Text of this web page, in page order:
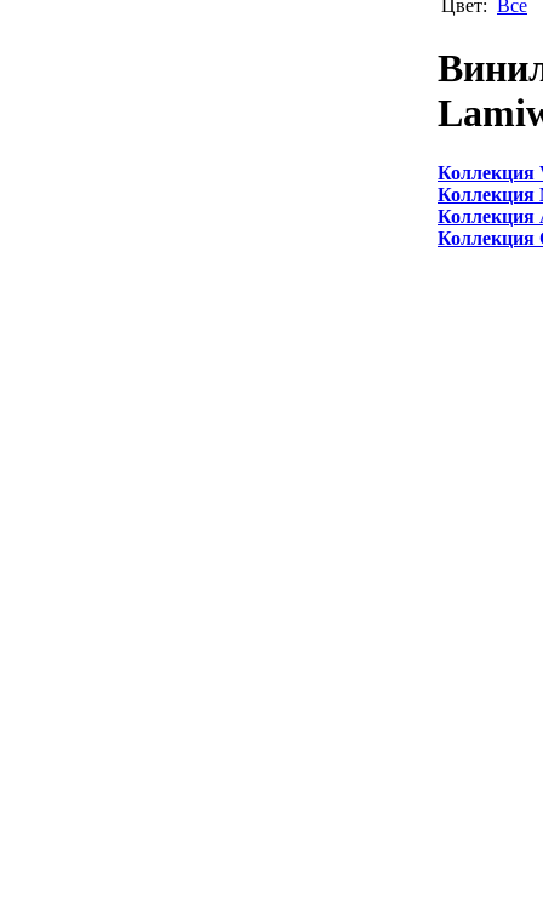
Цвет: Все
Коллекция
Коллекция
Коллекция
Коллекция